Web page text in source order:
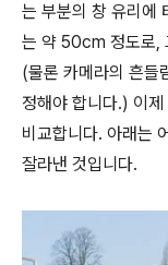
는 부분의 창 유리에
는 약 50cm 정도로,
(물론 카메라의 흔들
정해야 합니다.) 이
비교합니다. 아래는
잘라낸 것입니다.